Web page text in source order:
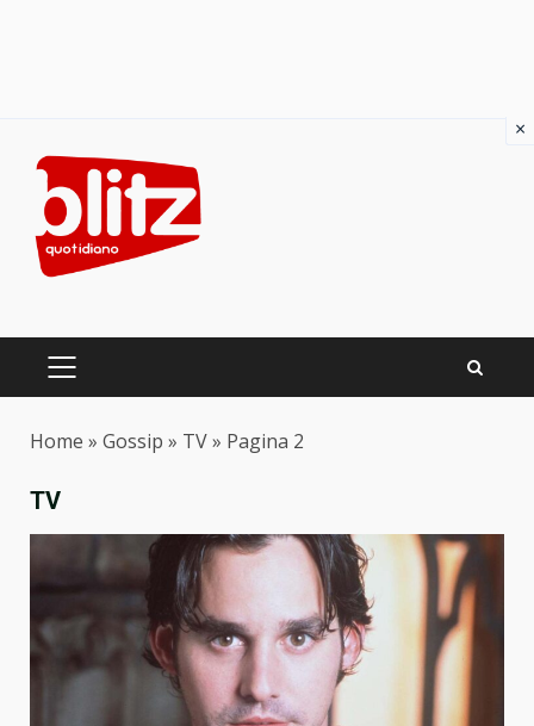
content
PRIMARY
Home » Gossip » TV» Pagina 2
TV
×